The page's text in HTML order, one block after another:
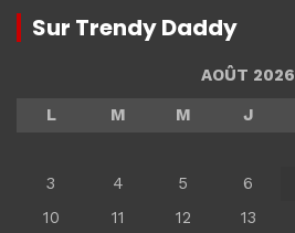
Sur Trendy Daddy
AOÛT 2026
L
M M J
3
4 5 6
10
11 12 13